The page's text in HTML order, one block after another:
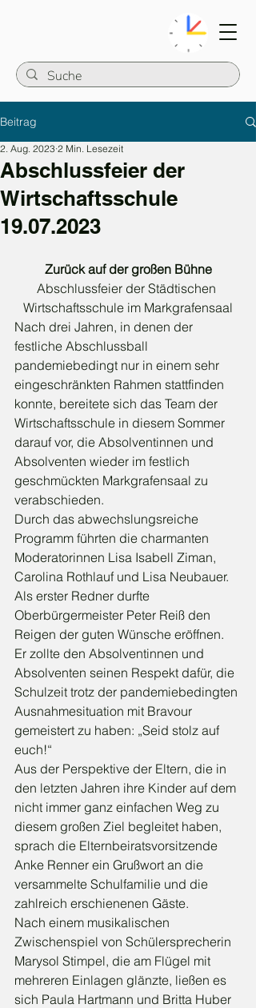
Beitrag
Abschlussfeier der
Wirtschaftsschule
19.07.2023
2. Aug. 2023 2 Min. Lesezeit
Zurück auf der großen Bühne
Abschlussfeier der Städtischen
Wirtschaftsschule im Markgrafensaal
Nach drei Jahren, in denen der
festliche Abschlussball
pandemiebedingt nur in einem sehr
eingeschränkten Rahmen stattfinden
konnte, bereitete sich das Team der
Wirtschaftsschule in diesem Sommer
darauf vor, die Absolventinnen und
Absolventen wieder im festlich
geschmückten Markgrafensaal zu
verabschieden.
Durch das abwechslungsreiche
Programm führten die charmanten
Moderatorinnen Lisa Isabell Ziman,
Carolina Rothlauf und Lisa Neubauer.
Als erster Redner durfte
Oberbürgermeister Peter Reiß den
Reigen der guten Wünsche eröffnen.
Er zollte den Absolventinnen und
Absolventen seinen Respekt dafür, die
Schulzeit trotz der pandemiebedingten
Ausnahmesituation mit Bravour
gemeistert zu haben: „Seid stolz auf
euch!“
Aus der Perspektive der Eltern, die in
den letzten Jahren ihre Kinder auf dem
nicht immer ganz einfachen Weg zu
diesem großen Ziel begleitet haben,
sprach die Elternbeiratsvorsitzende
Anke Renner ein Grußwort an die
versammelte Schulfamilie und die
zahlreich erschienenen Gäste.
Nach einem musikalischen
Zwischenspiel von Schülersprecherin
Marysol Stimpel, die am Flügel mit
mehreren Einlagen glänzte, ließen es
sich Paula Hartmann und Britta Huber